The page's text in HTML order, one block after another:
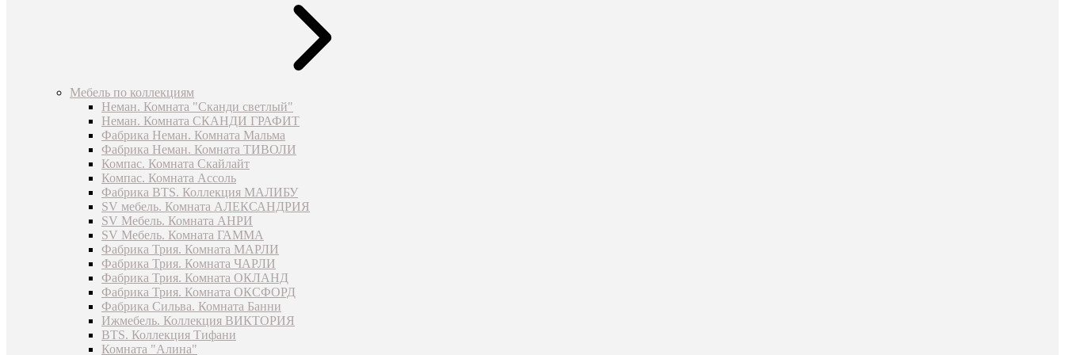
Мебель по коллекциям
Неман. Комната "Сканди светлый"
Неман. Комната СКАНДИ ГРАФИТ
Фабрика Неман. Комната Мальма
Фабрика Неман. Комната ТИВОЛИ
Компас. Комната Скайлайт
Компас. Комната Ассоль
Фабрика BTS. Коллекция МАЛИБУ
SV мебель. Комната АЛЕКСАНДРИЯ
SV Мебель. Комната АНРИ
SV Мебель. Комната ГАММА
Фабрика Трия. Комната МАРЛИ
Фабрика Трия. Комната ЧАРЛИ
Фабрика Трия. Комната ОКЛАНД
Фабрика Трия. Комната ОКСФОРД
Фабрика Сильва. Комната Банни
Ижмебель. Коллекция ВИКТОРИЯ
BTS. Коллекция Тифани
Комната "Алина"